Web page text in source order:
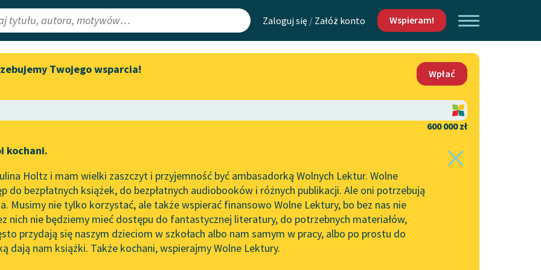
Zaloguj się / Załóż konto Wspieram!
Lektury
redakcyjne
Aktualności
Zapraszamy na spotkanie
literatury skandynawskiej
Wolne Lektury na 32.
Pol’and’Rock Festivalu
„Kochanek Lady Chatterley”
do słuchania na Wolnych
Lekturach
Nowy audiobook – „Marzenie
Mapa Wolnych Lektur
Leśmianator
API
OAI-PMH
Widget Wolnych Lektur
Kontakt
O projekcie
Zasady wykorzystania
Wolnych Lektur
Logotypy
Materiały promocyjne
Twojego wsparcia!
Wpłać
600 000 zł
kochani.
Holtz i mam wielki zaszczyt i przyjemność być ambasadorką Wolnych Lektur. Wolne
do bezpłatnych książek, do bezpłatnych audiobooków i różnych publikacji. Ale oni potrzebują
Musimy nie tylko korzystać, ale także wspierać finansowo Wolne Lektury, bo bez nas nie
nich nie będziemy mieć dostępu do fantastycznej literatury, do potrzebnych materiałów,
przydają się naszym dzieciom w szkołach albo nam samym w pracy, albo po prostu do
dają nam książki. Także kochani, wspierajmy Wolne Lektury.
Kraszewski